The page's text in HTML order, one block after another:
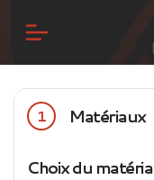
1 Matériaux
Choix du